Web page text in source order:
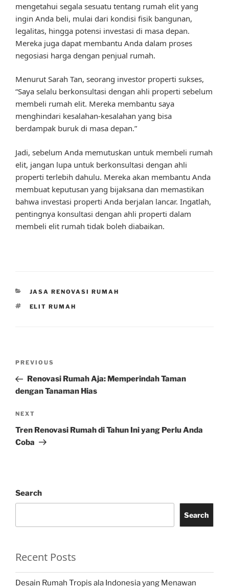
mengetahui segala sesuatu tentang rumah elit yang
ingin Anda beli, mulai dari kondisi fisik bangunan,
legalitas, hingga potensi investasi di masa depan.
Mereka juga dapat membantu Anda dalam proses
negosiasi harga dengan penjual rumah.
Menurut Sarah Tan, seorang investor properti sukses,
“Saya selalu berkonsultasi dengan ahli properti sebelum
membeli rumah elit. Mereka membantu saya
menghindari kesalahan-kesalahan yang bisa
berdampak buruk di masa depan.”
Jadi, sebelum Anda memutuskan untuk membeli rumah
elit, jangan lupa untuk berkonsultasi dengan ahli
properti terlebih dahulu. Mereka akan membantu Anda
membuat keputusan yang bijaksana dan memastikan
bahwa investasi properti Anda berjalan lancar. Ingatlah,
pentingnya konsultasi dengan ahli properti dalam
membeli elit rumah tidak boleh diabaikan.
CATEGORIES
JASA RENOVASI RUMAH
TAGS
ELIT RUMAH
Previous
Post
PREVIOUS
Renovasi Rumah Aja: Memperindah Taman
dengan Tanaman Hias
Next
Post
NEXT
Tren Renovasi Rumah di Tahun Ini yang Perlu Anda
Coba
Search
Search
Recent Posts
Desain Rumah Tropis ala Indonesia yang Menawan